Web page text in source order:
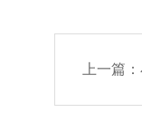
上一篇：